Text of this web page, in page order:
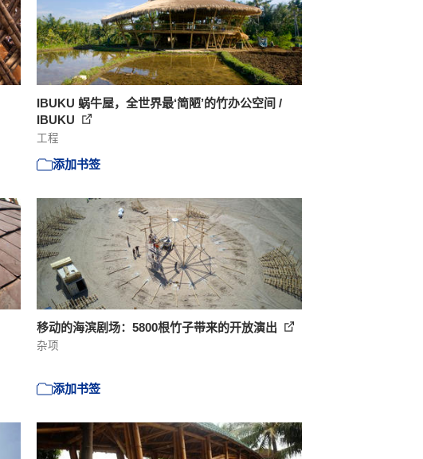
IBUKU 蜗牛屋，全世界最‘简陋’的竹办公空间 /
IBUKU
工程
添加书签
移动的海滨剧场：5800根竹子带来的开放演出
杂项
添加书签